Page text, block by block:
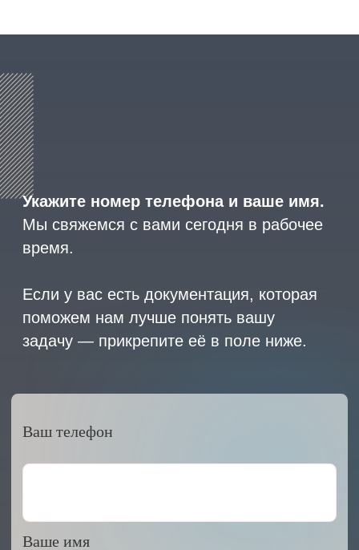
ИНН 2466160772 КПП 246601001 ОГРН
1152468015391
2023 © ARMET GROUP
Политика конфиденциальности